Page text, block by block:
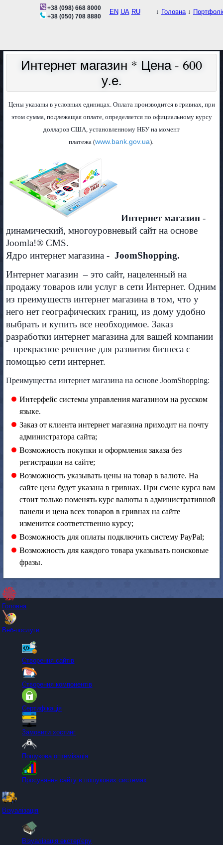
+38 (098) 668 8000
+38 (050) 708 8880
EN UA RU ↓ Головна↓
Интернет магазин * Цена - 600
у.е.
Цены указаны в условных единицах. Оплата производится в гривнах, при
этом сумма, подлежащая оплате, определяется по официальному курсу
долларов США, установленному НБУ на момент
платежа (www.bank.gov.ua).
Интернет магазин -
динамический, многоуровневый сайт на основе
Joomla!® CMS.
Ядро интернет магазина - JoomShopping.
Интернет магазин – это сайт, нацеленный на
продажу товаров или услуг в сети Интернет. Одним
из преимуществ интернет магазина в том, что у
него нет географических границ, из дому удобно
выбрать и купить все необходимое. Заказ
разработки интернет магазина для вашей компании
– прекрасное решение для развития бизнеса с
помощью сети интернет.
Преимущества интернет магазина на основе JoomShopping:
Интерфейс системы управления магазином на русском
языке.
Заказ от клиента интернет магазина приходит на почту
администратора сайта;
Возможность покупки и оформления заказа без
регистрации на сайте;
Возможность указывать цены на товар в валюте. На
сайте цена будет указана в гривнах. При смене курса вам
стоит только поменять курс валюты в административной
панели и цена всех товаров в гривнах на сайте
изменится соответственно курсу;
Возможность для оплаты подключить систему PayPal;
Возможность для каждого товара указывать поисковые
фразы.
Головна
Веб-послуги
Створення сайтів
Створення компонентів
Сертифікація
Замовити хостинг
Пошукова оптимізація
Просування сайту в пошукових системах
Візуалізація
Візуалізація екстер'єру